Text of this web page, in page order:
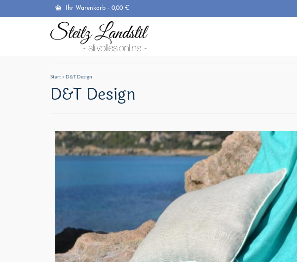
Ihr Warenkorb - 0,00 €
Start » D&T Design
D&T Design